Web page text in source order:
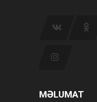
MƏLUMAT